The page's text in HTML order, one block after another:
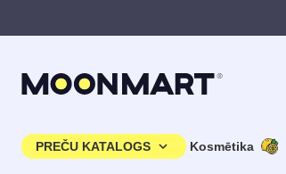
PREČU KATALOGS Kosmētika